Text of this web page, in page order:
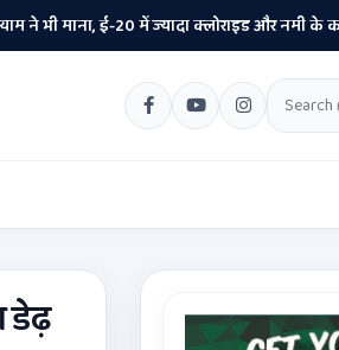
ई-20 में ज्यादा क्लोराइड और नमी के कारण
डेढ़